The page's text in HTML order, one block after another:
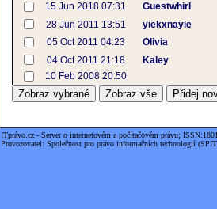
15 Jun 2018 07:31
Guestwhirl
28 Jun 2011 13:51
yiekxnayie
05 Oct 2011 04:23
Olivia
04 Oct 2011 21:18
Kaley
10 Feb 2008 20:50
ITprávo.cz - Server o internetovém a počítačovém právu;
Provozovatel: Společnost pro právo informačních technologií